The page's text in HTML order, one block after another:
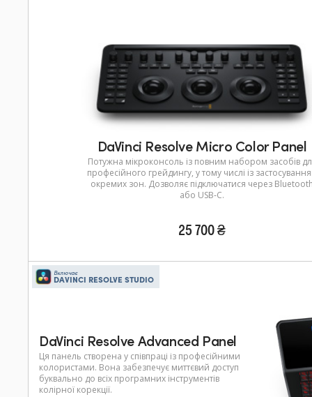
DaVinci Resolve Micro Color Panel
Потужна мікроконсоль із повним набором засобів
професійного грейдингу, у тому числі із
окремих зон. Дозволяє підключатися через
або USB‑C.
25 700 ₴
Включає
DAVINCI RESOLVE STUDIO
DaVinci Resolve Advanced Panel
Ця панель створена у співпраці із професійними
колористами. Вона забезпечує миттєвий доступ
буквально до всіх програмних інструментів
колірної корекції.